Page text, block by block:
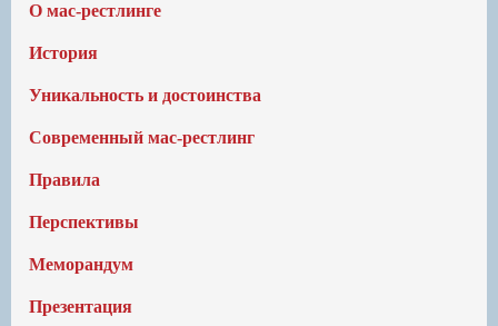
О мас-рестлинге
История
Уникальность и достоинства
Современный мас-рестлинг
Правила
Перспективы
Меморандум
Презентация